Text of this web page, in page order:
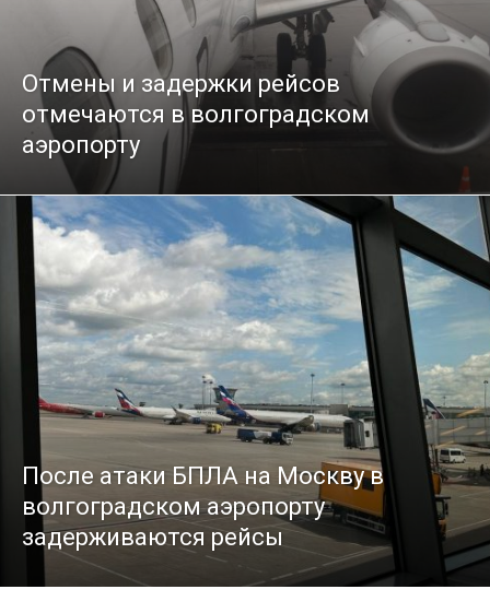
Отмены и задержки рейсов
отмечаются в волгоградском
аэропорту
После атаки БПЛА на Москву в
волгоградском аэропорту
задерживаются рейсы